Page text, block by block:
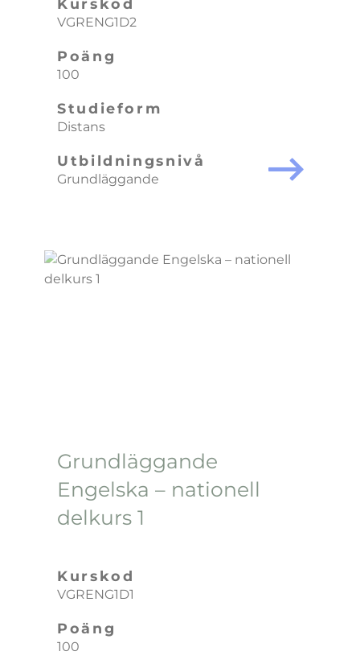
Kurskod
VGRENG1D2
Poäng
100
Studieform
Distans
Utbildningsnivå
Grundläggande
Grundläggande
Engelska – nationell
delkurs 1
Kurskod
VGRENG1D1
Poäng
100